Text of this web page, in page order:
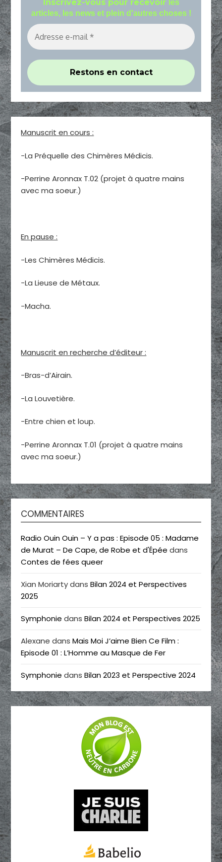
Inscrivez-vous pour recevoir les
articles, les news et plein d'autres choses !
Manuscrit en cours :
-La Préquelle des Chimères Médicis.
-Perrine Aronnax T.02 (projet à quatre mains
avec ma soeur.)
En pause :
-Les Chimères Médicis.
-La Lieuse de Métaux.
-Macha.
Manuscrit en recherche d’éditeur :
-Bras-d’Airain.
-La Louvetière.
-Entre chien et loup.
-Perrine Aronnax T.01 (projet à quatre mains
avec ma soeur.)
COMMENTAIRES
Radio Ouin Ouin – Y a pas : Episode 05 : Madame
de Murat – De Cape, de Robe et d'Épée dans
Contes de fées queer
Xian MoriartydansBilan 2024 et Perspectives
2025
Symphonie dansBilan 2024 et Perspectives 2025
Alexane dansMais Moi J’aime Bien Ce Film :
Episode 01 : L’Homme au Masque de Fer
Symphonie dansBilan 2023 et Perspective 2024